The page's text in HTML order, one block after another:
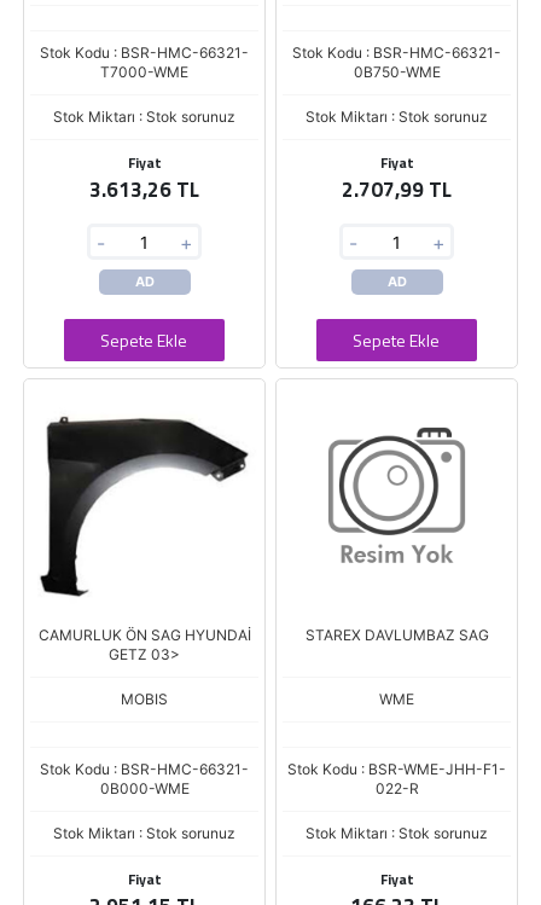
Stok Kodu : BSR-HMC-66321-
T7000-WME
Stok Miktarı : Stok sorunuz
Fiyat
3.613,26 TL
- +
AD
Sepete Ekle
Stok Kodu : BSR-HMC-66321-
0B750-WME
Stok Miktarı : Stok sorunuz
Fiyat
2.707,99 TL
- +
AD
Sepete Ekle
CAMURLUK ÖN SAG HYUNDAİ
GETZ 03>
MOBIS
Stok Kodu : BSR-HMC-66321-
0B000-WME
Stok Miktarı : Stok sorunuz
Fiyat
STAREX DAVLUMBAZ SAG
WME
Stok Kodu : BSR-WME-JHH-F1-
022-R
Stok Miktarı : Stok sorunuz
Fiyat